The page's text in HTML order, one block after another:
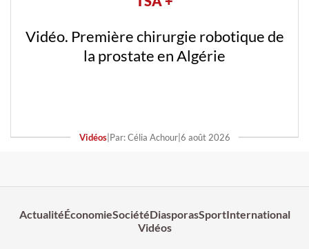
Vidéo. Première chirurgie robotique de
la prostate en Algérie
Vidéos| Par: Célia Achour| 6 août 2026
ActualitéÉconomieSociétéDiasporasSportInternational
Vidéos